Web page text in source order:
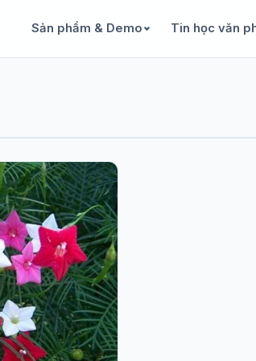
Sản phẩm & Demo Tin học văn